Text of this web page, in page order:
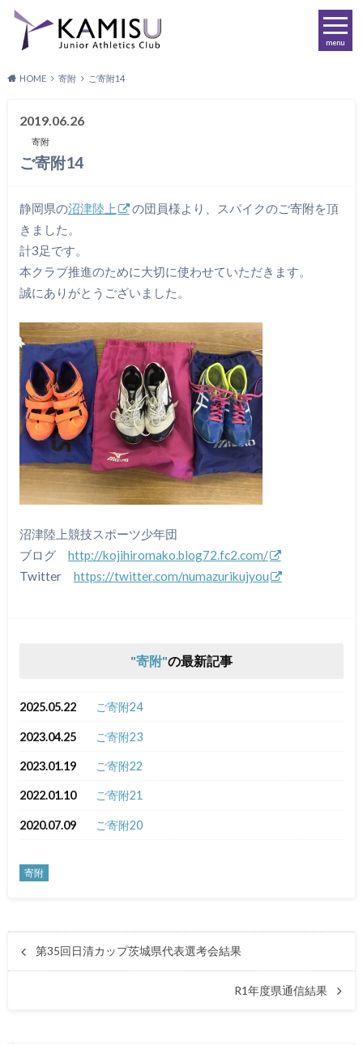
menu
HOME 寄附 ご寄附14
2019.06.26
寄附
ご寄附14
静岡県の沼津陸上
の団員様より、スパイクのご寄附を頂
きました。
計3足です。
本クラブ推進のために大切に使わせていただきます。
誠にありがとうございました。
沼津陸上競技スポーツ少年団
ブログ http://kojihiromako.blog72.fc2.com/
Twitter https://twitter.com/numazurikujyou
寄附 の最新記事
2025.05.22 ご寄附24
2023.04.25 ご寄附23
2023.01.19 ご寄附22
2022.01.10 ご寄附21
2020.07.09 ご寄附20
寄附
第35回日清カップ茨城県代表選考会結果
R1年度県通信結果